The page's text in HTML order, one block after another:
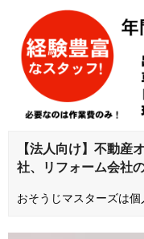
【法人向け】不動産
社、リフォーム会社
おそうじマスターズは個